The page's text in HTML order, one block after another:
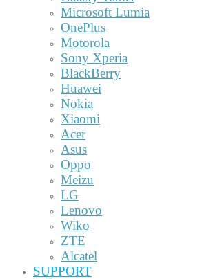
Microsoft Lumia
OnePlus
Motorola
Sony Xperia
BlackBerry
Huawei
Nokia
Xiaomi
Acer
Asus
Oppo
Meizu
LG
Lenovo
Wiko
ZTE
Alcatel
SUPPORT